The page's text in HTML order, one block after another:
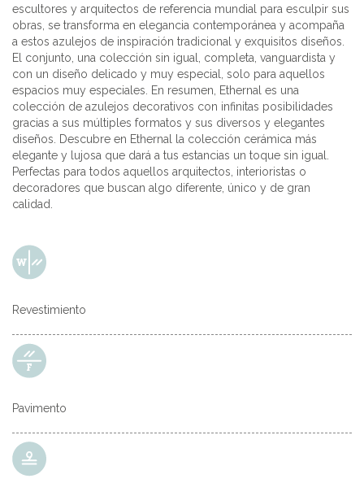
escultores y arquitectos de referencia mundial para esculpir sus
obras, se transforma en elegancia contemporánea y acompaña
a estos azulejos de inspiración tradicional y exquisitos diseños.
El conjunto, una colección sin igual, completa, vanguardista y
con un diseño delicado y muy especial, solo para aquellos
espacios muy especiales. En resumen, Ethernal es una
colección de azulejos decorativos con infinitas posibilidades
gracias a sus múltiples formatos y sus diversos y elegantes
diseños. Descubre en Ethernal la colección cerámica más
elegante y lujosa que dará a tus estancias un toque sin igual.
Perfectas para todos aquellos arquitectos, interioristas o
decoradores que buscan algo diferente, único y de gran
calidad.
Revestimiento
Pavimento